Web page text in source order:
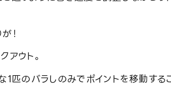
！
ウト。
匹のバラしのみでポイントを移動する